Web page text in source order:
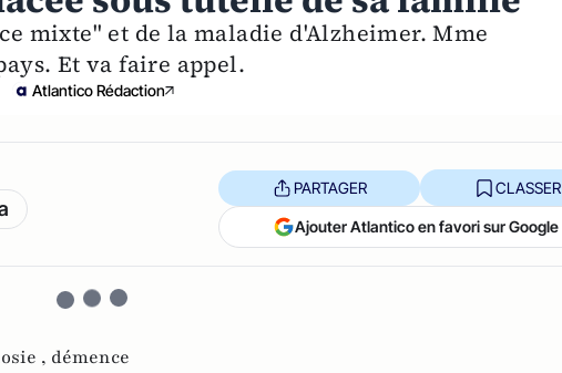
mixte" et de la maladie d'Alzheimer. Mme
Et va faire appel.
Atlantico Rédaction
PARTAGER CLASSER
Ajouter Atlantico en favori sur Google
, démence